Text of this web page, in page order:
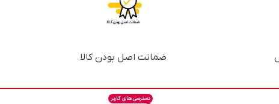
ضمانت اصل بودن کالا
دسترسی های کاربر